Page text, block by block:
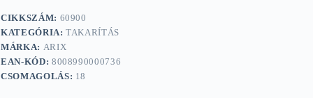
CIKKSZÁM: 60900
KATEGÓRIA:TAKARÍTÁS
MÁRKA: ARIX
EAN-KÓD: 8008990000736
CSOMAGOLÁS: 18